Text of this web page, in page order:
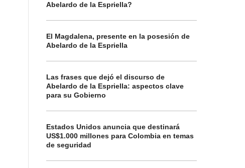
Abelardo de la Espriella?
El Magdalena, presente en la posesión de
Abelardo de la Espriella
Las frases que dejó el discurso de
Abelardo de la Espriella: aspectos clave
para su Gobierno
Estados Unidos anuncia que destinará
US$1.000 millones para Colombia en temas
de seguridad